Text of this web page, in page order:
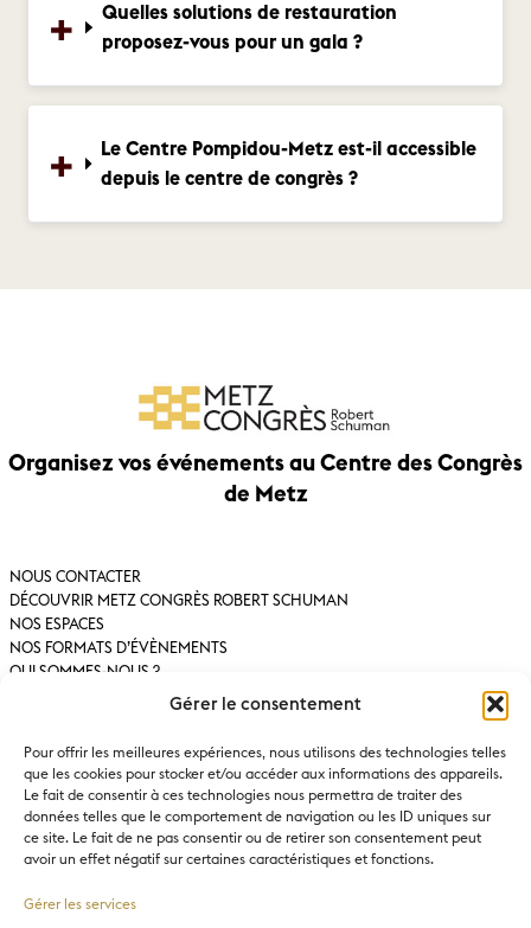
Gérer le consentement
Pour offrir les meilleures expériences, nous utilisons des technologies telles
que les cookies pour stocker et/ou accéder aux informations des appareils.
Le fait de consentir à ces technologies nous permettra de traiter des
données telles que le comportement de navigation ou les ID uniques sur
ce site. Le fait de ne pas consentir ou de retirer son consentement peut
avoir un effet négatif sur certaines caractéristiques et fonctions.
Gérer les services
Quelles solutions de restauration
proposez-vous pour un gala ?
Le Centre Pompidou-Metz est-il accessible
depuis le centre de congrès ?
Organisez vos événements au Centre des Congrès
de Metz
NOUS CONTACTER
DÉCOUVRIR METZ CONGRÈS ROBERT SCHUMAN
NOS ESPACES
NOS FORMATS D’ÉVÈNEMENTS
QUI SOMMES-NOUS ?
VENIR AU METZ CONGRÈS ROBERT SCHUMAN
Demander un devis
S’inscrire à la newsletter
+33 3 67 34 05 40
contact@metz-centre-congres.com
100 Rue aux Arènes, 57000 Metz